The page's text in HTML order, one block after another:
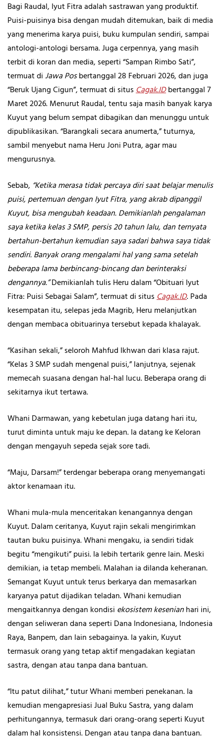
Bagi Raudal, Iyut Fitra adalah sastrawan yang produktif.
Puisi-puisinya bisa dengan mudah ditemukan, baik di media
yang menerima karya puisi, buku kumpulan sendiri, sampai
antologi-antologi bersama. Juga cerpennya, yang masih
terbit di koran dan media, seperti “Sampan Rimbo Sati”,
termuat diJawa Posbertanggal 28 Februari 2026, dan juga
“Beruk Ujang Cigun”, termuat di situsCagak.IDbertanggal 7
Maret 2026. Menurut Raudal, tentu saja masih banyak karya
Kuyut yang belum sempat dibagikan dan menunggu untuk
dipublikasikan. “Barangkali secara anumerta,” tuturnya,
sambil menyebut nama Heru Joni Putra, agar mau
mengurusnya.
Sebab, “Ketika merasa tidak percaya diri saat belajar menulis
puisi, pertemuan dengan Iyut Fitra, yang akrab dipanggil
Kuyut, bisa mengubah keadaan. Demikianlah pengalaman
saya ketika kelas 3 SMP, persis 20 tahun lalu, dan ternyata
bertahun-bertahun kemudian saya sadari bahwa saya tidak
sendiri. Banyak orang mengalami hal yang sama setelah
beberapa lama berbincang-bincang dan berinteraksi
dengannya.”Demikianlah tulis Heru dalam “Obituari Iyut
Fitra: Puisi Sebagai Salam”,termuat di situsCagak.ID. Pada
kesempatan itu, selepas jeda Magrib, Heru melanjutkan
dengan membaca obituarinya tersebut kepada khalayak.
“Kasihan sekali,” seloroh Mahfud Ikhwan dari klasa rajut.
“Kelas 3 SMP sudah mengenal puisi,” lanjutnya, sejenak
memecah suasana dengan hal-hal lucu. Beberapa orang di
sekitarnya ikut tertawa.
Whani Darmawan, yang kebetulan juga datang hari itu,
turut diminta untuk maju ke depan. Ia datang ke Keloran
dengan mengayuh sepeda sejak sore tadi.
“Maju, Darsam!” terdengar beberapa orang menyemangati
aktor kenamaan itu.
Whani mula-mula menceritakan kenangannya dengan
Kuyut. Dalam ceritanya, Kuyut rajin sekali mengirimkan
tautan buku puisinya. Whani mengaku, ia sendiri tidak
begitu “mengikuti” puisi. Ia lebih tertarik genre lain. Meski
demikian, ia tetap membeli. Malahan ia dilanda keheranan.
Semangat Kuyut untuk terus berkarya dan memasarkan
karyanya patut dijadikan teladan. Whani kemudian
mengaitkannya dengan kondisi ekosistem kesenianhari ini,
dengan seliweran dana seperti Dana Indonesiana, Indonesia
Raya, Banpem, dan lain sebagainya. Ia yakin, Kuyut
termasuk orang yang tetap aktif mengadakan kegiatan
sastra, dengan atau tanpa dana bantuan.
“Itu patut dilihat,” tutur Whani memberi penekanan. Ia
kemudian mengapresiasi Jual Buku Sastra, yang dalam
perhitungannya, termasuk dari orang-orang seperti Kuyut
dalam hal konsistensi. Dengan atau tanpa dana bantuan.